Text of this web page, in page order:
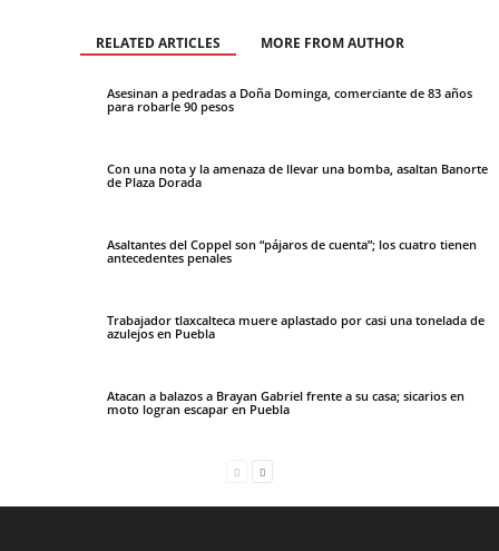
RELATED ARTICLES MORE FROM AUTHOR
Asesinan a pedradas a Doña Dominga, comerciante de 83 años
para robarle 90 pesos
Con una nota y la amenaza de llevar una bomba, asaltan Banorte
de Plaza Dorada
Asaltantes del Coppel son “pájaros de cuenta”; los cuatro tienen
antecedentes penales
Trabajador tlaxcalteca muere aplastado por casi una tonelada de
azulejos en Puebla
Atacan a balazos a Brayan Gabriel frente a su casa; sicarios en
moto logran escapar en Puebla